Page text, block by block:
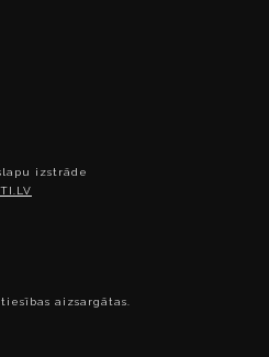
tiesības aizsargātas.
izstrāde